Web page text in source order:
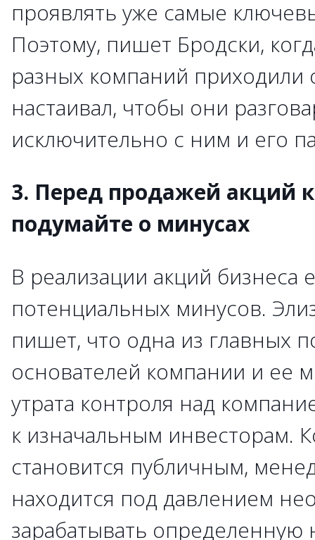
проявлять уже самые
Поэтому, пишет Бродски,
разных компаний приходили
настаивал, чтобы они
исключительно с ним и его
3. Перед продажей акций
подумайте о минусах
В реализации акций бизнеса
потенциальных минусов.
пишет, что одна из главных
основателей компании и ее
утрата контроля над
к изначальным инвесторам.
становится публичным,
находится под давлением
зарабатывать определенную